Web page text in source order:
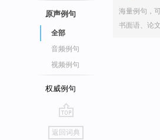
原声例句
全部
音频例句
视频例句
权威例句
go
返回词典
海量例句，
书面语、论文